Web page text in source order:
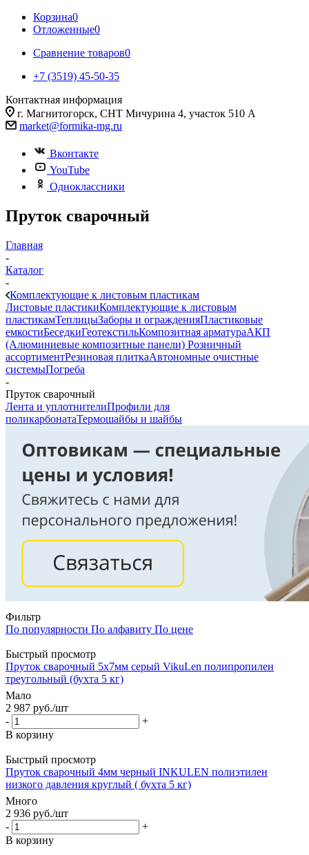
Корзина0
Отложенные0
Сравнение товаров0
+7 (3519) 45-50-35
Контактная информация
г. Магнитогорск, СНТ Мичурина 4, участок 510 А
market@formika-mg.ru
Вконтакте
YouTube
Одноклассники
Пруток сварочный
Главная
-
Каталог
-
Комплектующие к листовым пластикам
Листовые пластикиКомплектующие к листовым
пластикамТеплицыЗаборы и огражденияПластиковые
емкостиБеседкиГеотекстильКомпозитная арматураАКП
(Алюминиевые композитные панели) Розничный
ассортиментРезиновая плиткаАвтономные очистные
системыПогреба
-
Пруток сварочный
Лента и уплотнителиПрофили для
поликарбонатаТермошайбы и шайбы
Фильтр
По популярности По алфавиту По цене
Быстрый просмотр
Пруток сварочный 5х7мм серый VikuLen полипропилен
треугольный (бухта 5 кг)
Мало
2 987 руб./шт
-
+
В корзину
Быстрый просмотр
Пруток сварочный 4мм черный INKULEN полиэтилен
низкого давления круглый ( бухта 5 кг)
Много
2 936 руб./шт
-
+
В корзину